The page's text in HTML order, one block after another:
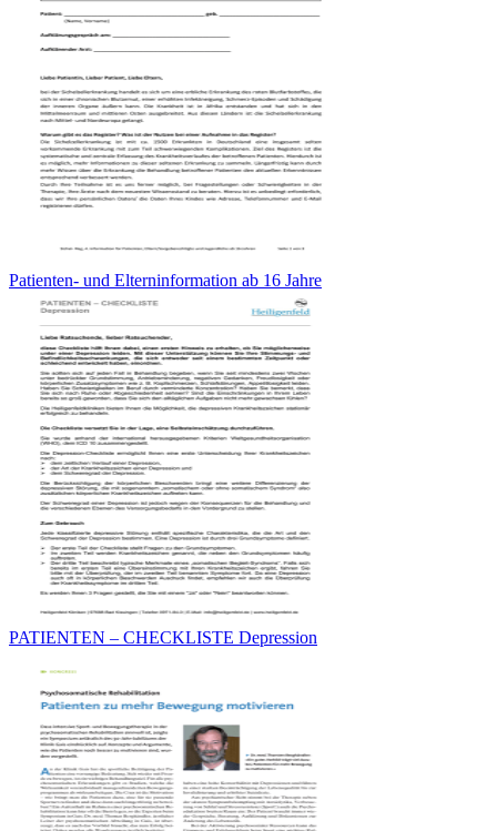
Patienten- und Elterninformation ab 16 Jahre
PATIENTEN – CHECKLISTE Depression